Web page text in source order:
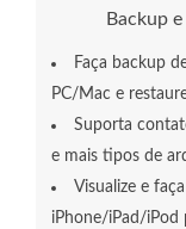
Backup
Faça backup
PC/Mac e
Suporta
e mais tipos de
Visualize e
iPhone/iPad/iPod